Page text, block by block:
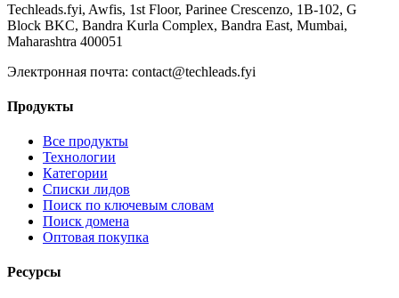
Techleads.fyi, Awfis, 1st Floor, Parinee Crescenzo, 1B-102, G
Block BKC, Bandra Kurla Complex, Bandra East, Mumbai,
Maharashtra 400051
Электронная почта: contact@techleads.fyi
Продукты
Все продукты
Технологии
Категории
Списки лидов
Поиск по ключевым словам
Поиск домена
Оптовая покупка
Ресурсы